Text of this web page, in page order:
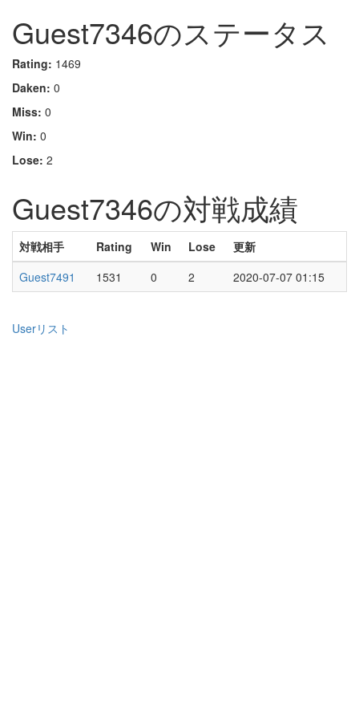
Guest7346のステータス
Rating: 1469
Daken: 0
Miss: 0
Win: 0
Lose: 2
Guest7346の対戦成績
対戦相手 Rating Win Lose
更新
Guest7491
1531 0 2 2020-07-07 01:15
Userリスト